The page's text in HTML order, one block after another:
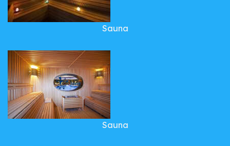
Sauna
Sauna